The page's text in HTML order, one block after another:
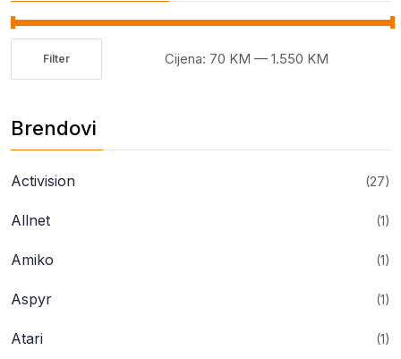
Filter Cijena: 70 KM — 1.550 KM
Brendovi
Activision (27)
Allnet (1)
Amiko (1)
Aspyr (1)
Atari (1)